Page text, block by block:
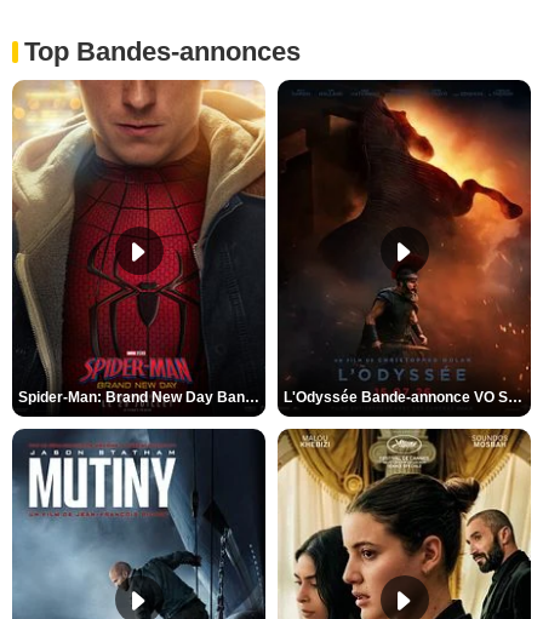
Top Bandes-annonces
Spider-Man: Brand New Day Bande-annonce VO STFR L'Odyssée Bande-annonce VO STFR